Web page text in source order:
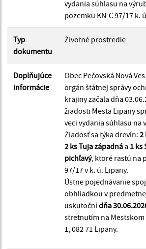
vydania súhlasu na
pozemku KN-C 97/17 k.
Typ
dokumentu
Životné prostredie
Doplňujúce
informácie
Obec Pečovská Nová
orgán štátnej správy
krajiny začala dňa
žiadosti Mesta Lipany
veci vydania súhlasu na
Žiadosť sa týka drevín: 2
2 ks Tuja západná a 1 ks
pichľavý, ktoré rastú na
97/17 v k. ú. Lipany.
Ústne pojednávanie
obhliadkou v
uskutočnídňa
stretnutím na
1, 082 71 Lipany.